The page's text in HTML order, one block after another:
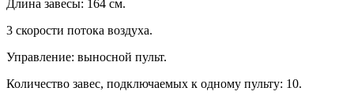
Длина завесы: 164 см.
3 скорости потока воздуха.
Управление: выносной пульт.
Количество завес, подключаемых к одному пульту: 10.